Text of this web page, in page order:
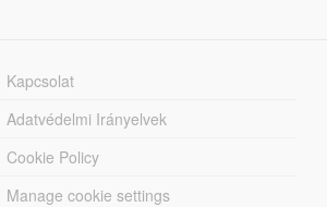
Kapcsolat
Adatvédelmi Irányelvek
Cookie Policy
Manage cookie settings